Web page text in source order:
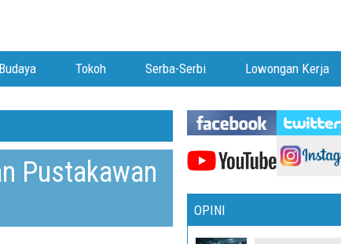
Budaya Tokoh Serba-Serbi Lowongan Kerja
Pustakawan
OPINI